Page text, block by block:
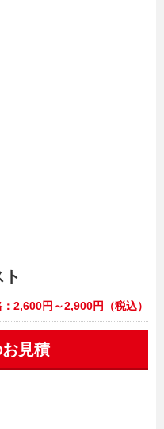
2,600円～2,900円（税込）
見積